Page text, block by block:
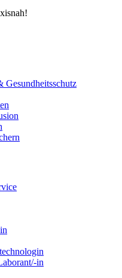
Gesundheitsschutz
in